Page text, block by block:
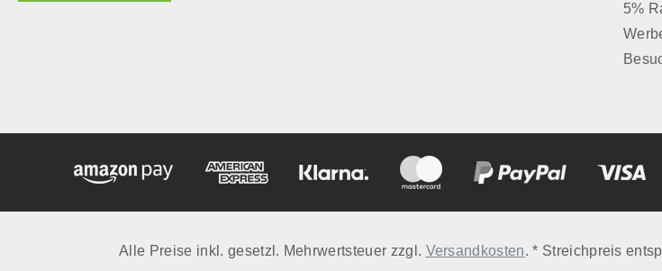
5%
Alle Preise inkl. gesetzl. Mehrwertsteuer zzgl. Versandkosten. * Streichpreis